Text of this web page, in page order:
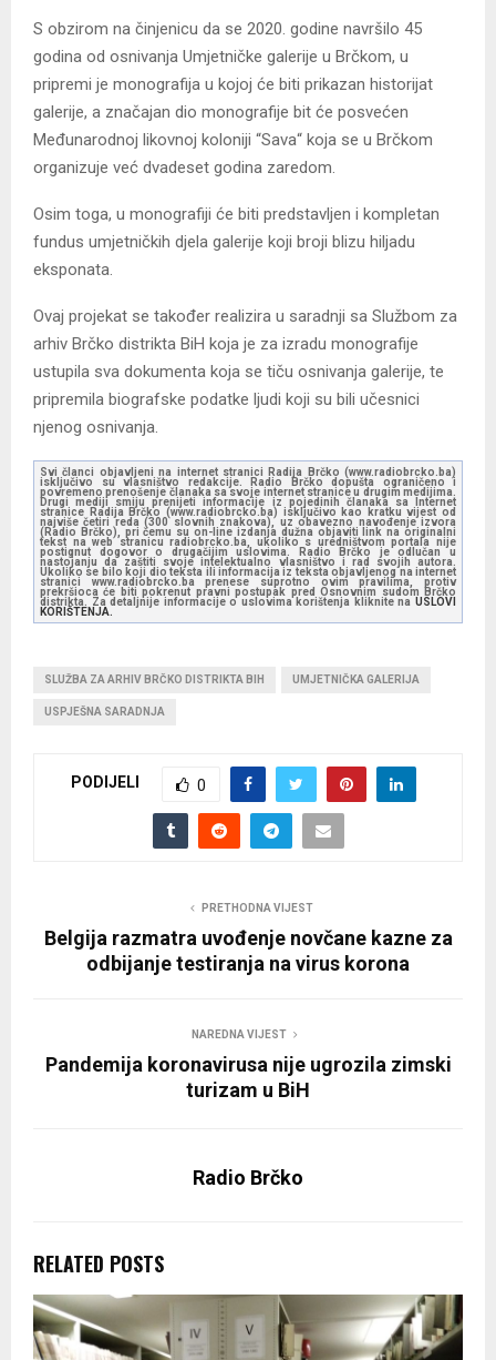
S obzirom na činjenicu da se 2020. godine navršilo 45
godina od osnivanja Umjetničke galerije u Brčkom, u
pripremi je monografija u kojoj će biti prikazan historijat
galerije, a značajan dio monografije bit će posvećen
Međunarodnoj likovnoj koloniji “Sava“ koja se u Brčkom
organizuje već dvadeset godina zaredom.
Osim toga, u monografiji će biti predstavljen i kompletan
fundus umjetničkih djela galerije koji broji blizu hiljadu
eksponata.
Ovaj projekat se također realizira u saradnji sa Službom za
arhiv Brčko distrikta BiH koja je za izradu monografije
ustupila sva dokumenta koja se tiču osnivanja galerije, te
pripremila biografske podatke ljudi koji su bili učesnici
njenog osnivanja.
Svi članci objavljeni na internet stranici Radija Brčko (www.radiobrcko.ba)
isključivo su vlasništvo redakcije. Radio Brčko dopušta ograničeno i
povremeno prenošenje članaka sa svoje internet stranice u drugim medijima.
Drugi mediji smiju prenijeti informacije iz pojedinih članaka sa Internet
stranice Radija Brčko (www.radiobrcko.ba) isključivo kao kratku vijest od
najviše četiri reda (300 slovnih znakova), uz obavezno navođenje izvora
(Radio Brčko), pri čemu su on-line izdanja dužna objaviti link na originalni
tekst na web stranicu radiobrcko.ba, ukoliko s uredništvom portala nije
postignut dogovor o drugačijim uslovima. Radio Brčko je odlučan u
nastojanju da zaštiti svoje intelektualno vlasništvo i rad svojih autora.
Ukoliko se bilo koji dio teksta ili informacija iz teksta objavljenog na internet
stranici www.radiobrcko.ba prenese suprotno ovim pravilima, protiv
prekršioca će biti pokrenut pravni postupak pred Osnovnim sudom Brčko
distrikta. Za detaljnije informacije o uslovima korištenja kliknite na USLOVI
KORIŠTENJA.
SLUŽBA ZA ARHIV BRČKO DISTRIKTA BIH UMJETNIČKA GALERIJA
USPJEŠNA SARADNJA
PODIJELI 0
PRETHODNA VIJEST
Belgija razmatra uvođenje novčane kazne za
odbijanje testiranja na virus korona
NAREDNA VIJEST
Pandemija koronavirusa nije ugrozila zimski
turizam u BiH
Radio Brčko
RELATED POSTS